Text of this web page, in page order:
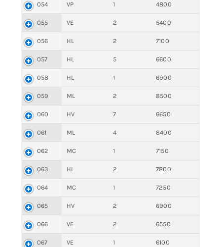
054 VP 1 4800
055 VE 2 5400
056 HL 2 7100
057 HL 5 6600
058 HL 1 6900
059 ML 2 8500
060 HV 7 6650
061 ML 4 8400
062 MC 1 7150
063 HL 2 7800
064 MC 1 7250
065 HV 2 6900
066 VE 2 6550
067 VE 1 6100